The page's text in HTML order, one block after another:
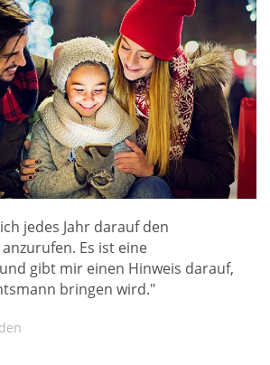
jedes Jahr darauf den
Es ist eine
gibt mir einen Hinweis darauf,
bringen wird."